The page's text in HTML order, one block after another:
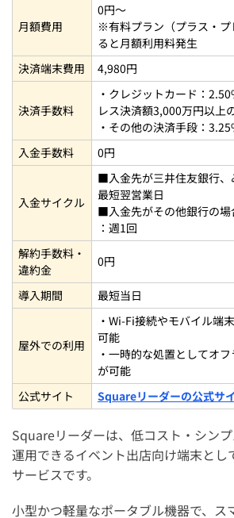
月額費用
0円～
※有料プラン（プラス・プ
ると月額利用料発生
決済端末費用
4,980円
決済手数料
・クレジットカード：
レス決済額3,000万円以上
・その他の決済手段：
入金手数料
0円
入金サイクル
■入金先が三井住友銀行、
最短翌営業日
■入金先がその他銀行の場
：週1回
解約手数料・
違約金
0円
導入期間 最短当日
屋外での利用
・Wi-Fi接続やモバイル端
可能
・一時的な処置としてオ
が可能
公式サイト
Squareリーダーの公式サ
Squareリーダーは、低コスト・シン
運用できるイベント出店向け端末とし
サービスです。
小型かつ軽量なポータブル機器で、ス